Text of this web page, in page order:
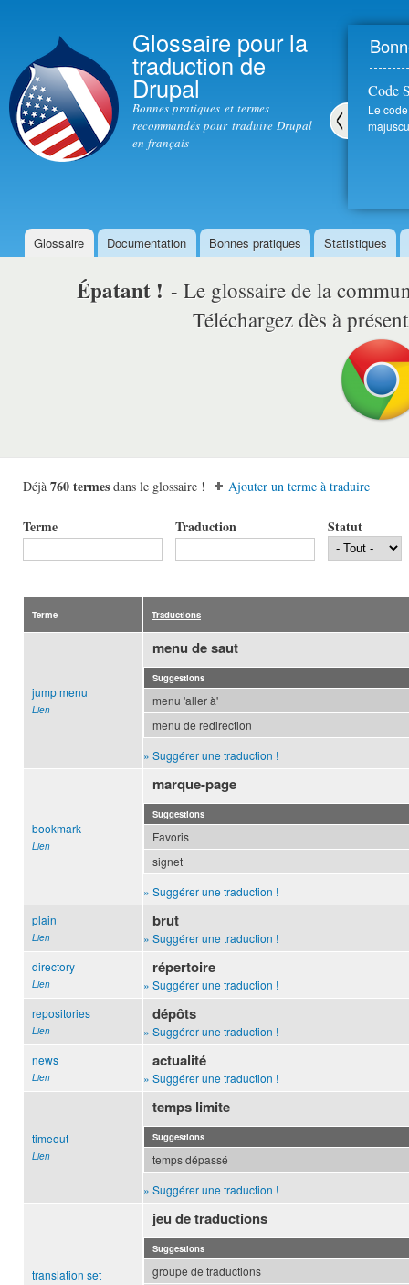
Glossaire pour la
traduction de
Drupal
Bonnes pratiques et termes
recommandés pour traduire Drupal
en français
Code
Le
Menu principal
Glossaire Documentation Bonnes pratiques Statistiques
Épatant ! - Le glossaire de la
Téléchargez dès à
Déjà 760 termes dans le glossaire ! Ajouter un terme à traduire
Terme Traduction Statut
Terme Traductions
jump menu
Lien
menu de saut
Suggestions
menu 'aller à'
menu de redirection
» Suggérer une traduction !
bookmark
Lien
marque-page
Suggestions
Favoris
signet
» Suggérer une traduction !
plain
Lien
brut
» Suggérer une traduction !
directory
Lien
répertoire
» Suggérer une traduction !
repositories
Lien
dépôts
» Suggérer une traduction !
news
Lien
actualité
» Suggérer une traduction !
timeout
Lien
temps limite
Suggestions
temps dépassé
» Suggérer une traduction !
translation set
jeu de traductions
Suggestions
groupe de traductions